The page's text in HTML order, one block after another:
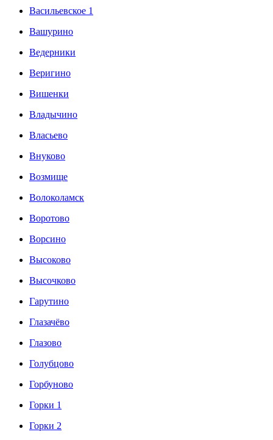
Васильевское 1
Вашурино
Ведерники
Веригино
Вишенки
Владычино
Власьево
Внуково
Возмище
Волоколамск
Воротово
Ворсино
Высоково
Высочково
Гарутино
Глазачёво
Глазово
Голубцово
Горбуново
Горки 1
Горки 2